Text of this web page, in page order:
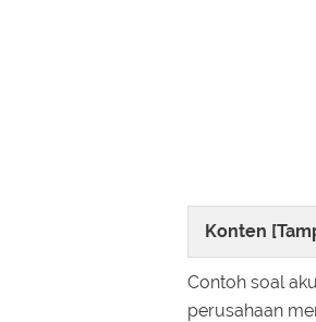
Konten [
Contoh soal
perusahaan